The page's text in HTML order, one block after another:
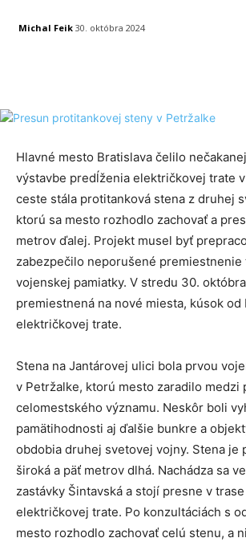
Michal Feik 30. októbra 2024
Hlavné mesto Bratislava čelilo
výstavbe predĺženia električkovej trate
ceste stála protitanková stena z druhej
ktorú sa mesto rozhodlo zachovať a
metrov ďalej. Projekt musel byť
zabezpečilo neporušené
vojenskej pamiatky. V stredu 30.
premiestnená na nové miesta, kúsok od
električkovej trate.
Stena na Jantárovej ulici bola prvou
v Petržalke, ktorú mesto zaradilo medzi
celomestského významu. Neskôr boli
pamätihodnosti aj ďalšie bunkre a
obdobia druhej svetovej vojny. Stena je
široká a päť metrov dlhá. Nachádza sa
zastávky Šintavská a stojí presne v
električkovej trate. Po konzultáciách s
mesto rozhodlo zachovať celú stenu, a